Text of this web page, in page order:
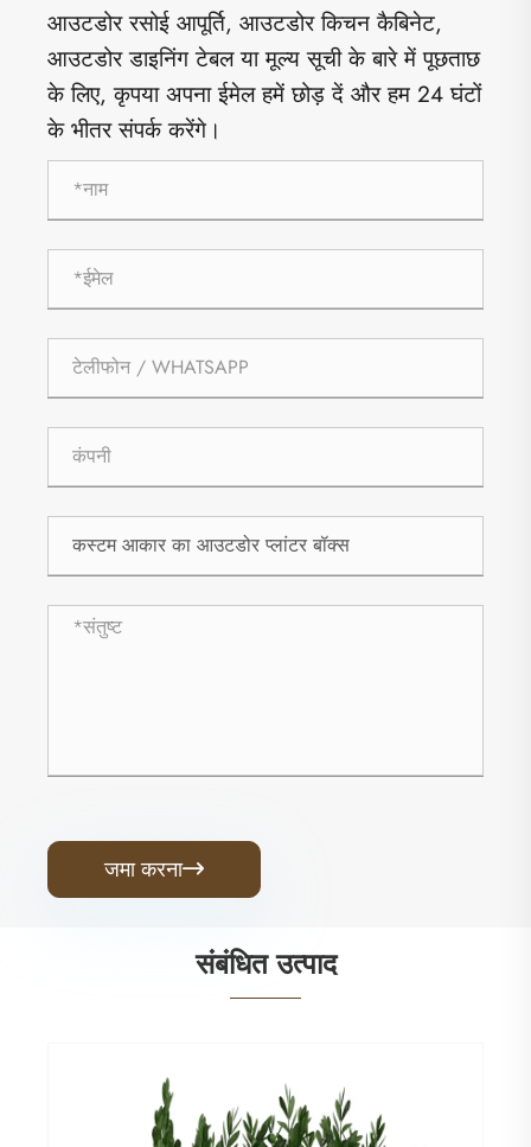
आउटडोर रसोई आपूर्ति, आउटडोर किचन कैबिनेट,
आउटडोर डाइनिंग टेबल या मूल्य सूची के बारे में पूछताछ
के लिए, कृपया अपना ईमेल हमें छोड़ दें और हम 24 घंटों
के भीतर संपर्क करेंगे।
जमा करना
संबंधित उत्पाद
जल निकासी छेद के साथ आयताकार आउटडोर प्लांटर